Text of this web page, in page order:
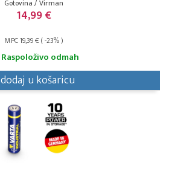
Gotovina / Virman
14,99 €
MPC 19,39 € ( -23% )
Raspoloživo odmah
dodaj u košaricu